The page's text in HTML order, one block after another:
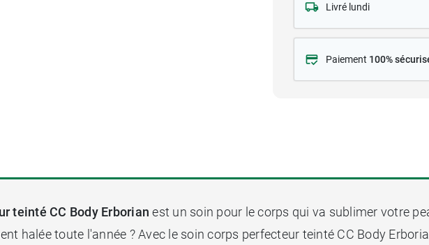
Livré lundi
Paiement 100%
teinté CC Body Erborian est un soin pour le corps qui va sublimer votre
halée toute l'année ? Avec le soin corps perfecteur teinté CC Body